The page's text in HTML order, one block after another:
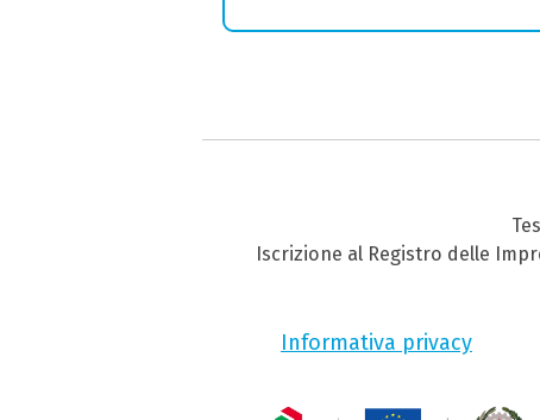
Iscrizione al Registro delle
Informativa privacy